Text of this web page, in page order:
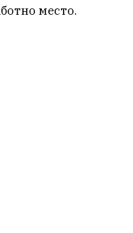
место.